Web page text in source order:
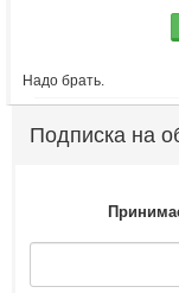
Надо брать.
Подписка на